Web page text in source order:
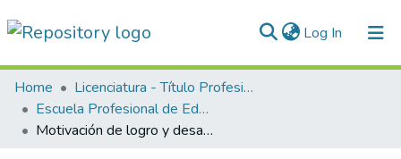
Log In (current)
Communities & Collections
All of DSpace
Home
Licenciatura - Título Profesional
Escuela Profesional de Educación
Motivación de logro y desarrollo del pensamiento lógico matemático en niños y niñas de 4 años en la I.E.I N° 1109 Costa verde Abancay, 2024